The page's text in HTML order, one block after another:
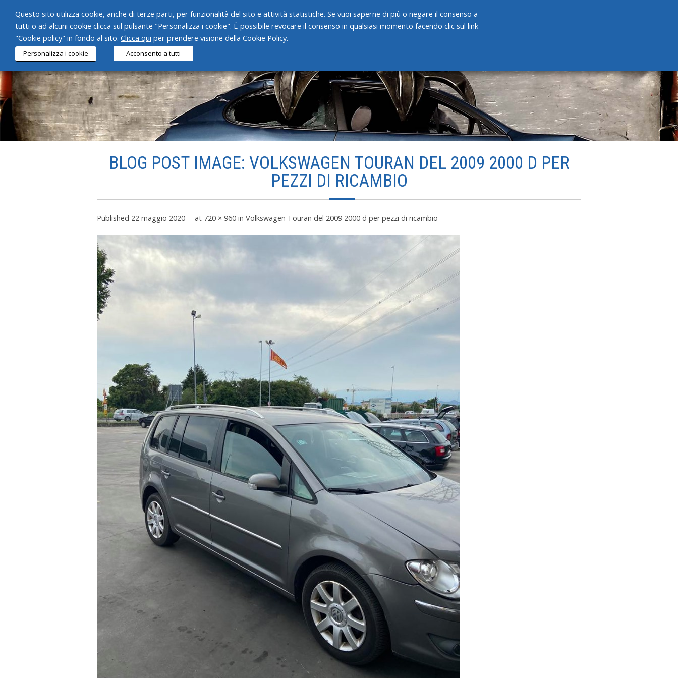
HOME CHI SIAMO SERVIZI PRODOTTI
BLOG POST IMAGE: VOLKSWAGEN TOURAN DEL 2009 2000 D PER
PEZZI DI RICAMBIO
Published 22 maggio 2020 at 720 × 960 in Volkswagen Touran del 2009 2000 d per pezzi di ricambio
Questo sito utilizza cookie, anche di terze parti, per funzionalità del sito e attività statistiche. Se vuoi saperne di più o negare il consenso a
tutti o ad alcuni cookie clicca sul pulsante "Personalizza i cookie". È possibile revocare il consenso in qualsiasi momento facendo clic sul link
"Cookie policy" in fondo al sito. Clicca qui per prendere visione della Cookie Policy.
Personalizza i cookie Acconsento a tutti